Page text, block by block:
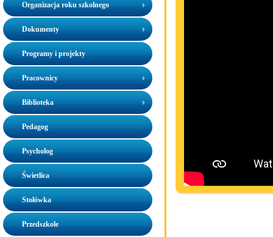
Organizacja roku szkolnego
Dokumenty
Programy i projekty
Pracownicy
Biblioteka
Pedagog
Psycholog
Świetlica
Stołówka
Przedszkole